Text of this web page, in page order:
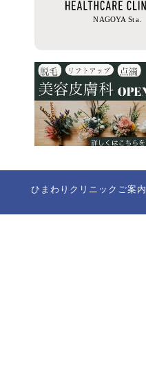
ひまわりクリニックご案内